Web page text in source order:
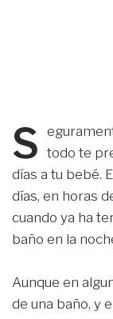
S
todo te
días a tu bebé.
días, en horas
cuando ya ha
baño en la
Aunque en
de una baño, y